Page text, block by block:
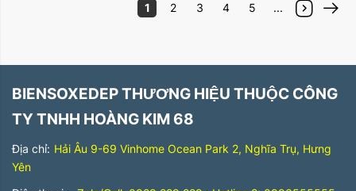
1 2 3 4 5 ...
BIENSOXEDEP THƯƠNG HIỆU THUỘC CÔNG
TY TNHH HOÀNG KIM 68
Địa chỉ: Hải Âu 9-69 Vinhome Ocean Park 2, Nghĩa Trụ, Hưng
Yên